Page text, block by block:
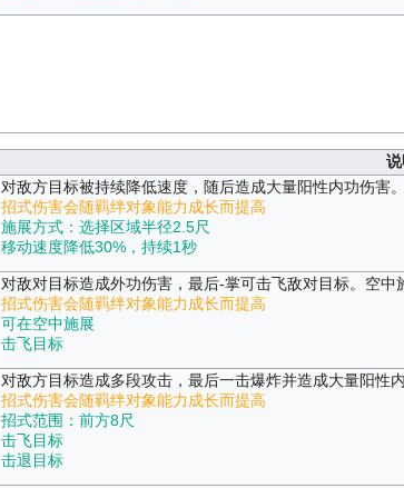
说
对敌方目标被持续降低速度，随后造成大量阳性内功伤害。
招式伤害会随羁绊对象能力成长而提高
施展方式：选择区域半径2.5尺
移动速度降低30%，持续1秒
对敌对目标造成外功伤害，最后-掌可击飞敌对目标。空中
招式伤害会随羁绊对象能力成长而提高
可在空中施展
击飞目标
对敌方目标造成多段攻击，最后一击爆炸并造成大量阳性内
招式伤害会随羁绊对象能力成长而提高
招式范围：前方8尺
击飞目标
击退目标